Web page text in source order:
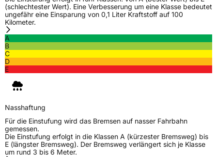
(schlechtester Wert). Eine Verbesserung um eine Klasse bedeutet
ungefähr eine Einsparung von 0,1 Liter Kraftstoff auf 100
Kilometer.
A
B
C
D
E
Nasshaftung
Für die Einstufung wird das Bremsen auf nasser Fahrbahn
gemessen.
Die Einstufung erfolgt in die Klassen A (kürzester Bremsweg) bis
E (längster Bremsweg). Der Bremsweg verlängert sich je Klasse
um rund 3 bis 6 Meter.